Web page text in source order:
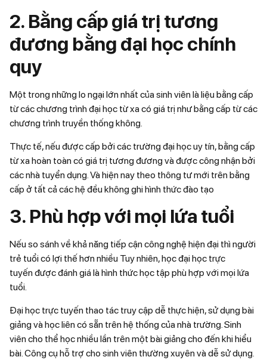
2. Bằng cấp giá trị tương
đương bằng đại học chính
quy
Một trong những lo ngại lớn nhất của sinh viên là liệu bằng cấp
từ các chương trình đại học từ xa có giá trị như bằng cấp từ các
chương trình truyền thống không.
Thực tế, nếu được cấp bởi các trường đại học uy tín, bằng cấp
từ xa hoàn toàn có giá trị tương đương và được công nhận bởi
các nhà tuyển dụng. Và hiện nay theo thông tư mới trên bằng
cấp ở tất cả các hệ đều không ghi hình thức đào tạo
3. Phù hợp với mọi lứa tuổi
Nếu so sánh về khả năng tiếp cận công nghệ hiện đại thì người
trẻ tuổi có lợi thế hơn nhiều Tuy nhiên, học đại học trực
tuyến được đánh giá là hình thức học tập phù hợp với mọi lứa
tuổi.
Đại học trực tuyến thao tác truy cập dễ thực hiện, sử dụng bài
giảng và học liên có sẵn trên hệ thống của nhà trường. Sinh
viên cho thể học nhiều lần trên một bài giảng cho đến khi hiểu
bài. Công cụ hỗ trợ cho sinh viên thường xuyên và dễ sử dụng.